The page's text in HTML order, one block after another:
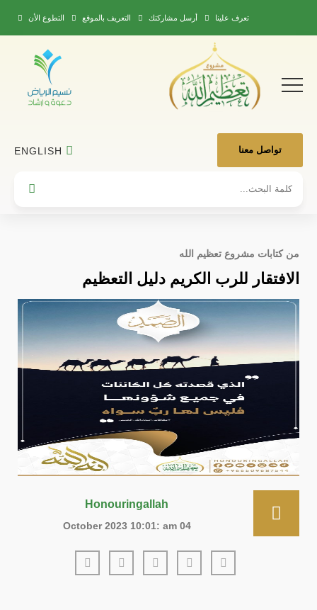
تعرف علينا أرسل مشاركتك التعريف بالموقع التطوع الأن
ENGLISH تواصل معنا
من كتابات مشروع تعظيم الله
الافتقار للرب الكريم دليل التعظيم
Honouringallah
04 October 2023 10:01: am